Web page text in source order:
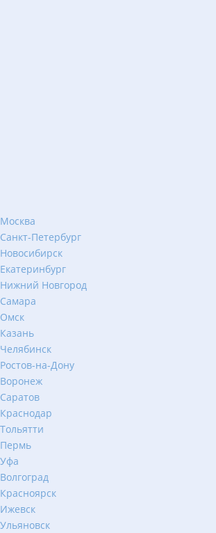
Москва
Санкт-Петербург
Новосибирск
Екатеринбург
Нижний Новгород
Самара
Омск
Казань
Челябинск
Ростов-на-Дону
Воронеж
Саратов
Краснодар
Тольятти
Пермь
Уфа
Волгоград
Красноярск
Ижевск
Ульяновск